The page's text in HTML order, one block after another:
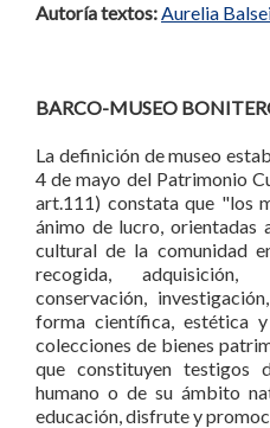
Autoría textos:Aurelia
BARCO-MUSEO
La definición de museo
4 de mayo del Patrimonio
art.111) constata que "los
ánimo de lucro, orientadas
cultural de la comunidad
recogida, adquisición,
conservación,
forma científica, estética
colecciones de bienes
que constituyen testigos
humano o de su ámbito
educación, disfrute y